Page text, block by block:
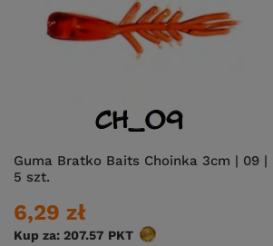
Guma Bratko Baits Choinka 3cm | 09 |
5 szt.
6,29 zł
Kup za: 207.57 PKT punktów